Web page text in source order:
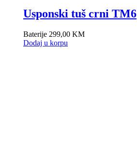
Usponski tuš crni TM6
Baterije 299,00 KM
Dodaj u korpu